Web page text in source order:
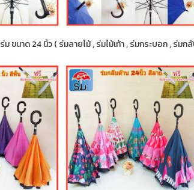
ร่ม ขนาด 24 นิ้ว ( ร่มลายไม้ , ร่มไม้เท้า , ร่มกระบอก , ร่มก